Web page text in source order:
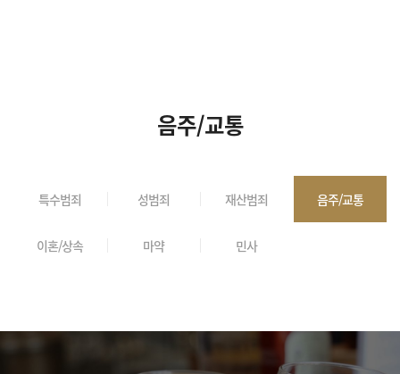
음주/교통
특수범죄 성범죄 재산범죄 음주/교통
이혼/상속 마약 민사